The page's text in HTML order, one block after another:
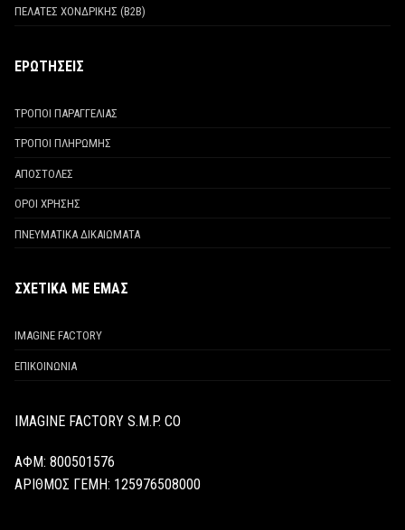
ΠΕΛΑΤΕΣ ΧΟΝΔΡΙΚΗΣ (Β2Β)
ΕΡΩΤΗΣΕΙΣ
ΤΡΟΠΟΙ ΠΑΡΑΓΓΕΛΙΑΣ
ΤΡΟΠΟΙ ΠΛΗΡΩΜΗΣ
ΑΠΟΣΤΟΛΕΣ
ΟΡΟΙ ΧΡΗΣΗΣ
ΠΝΕΥΜΑΤΙΚΑ ΔΙΚΑΙΩΜΑΤΑ
ΣΧΕΤΙΚΑ ΜΕ ΕΜΑΣ
IMAGINE FACTORY
ΕΠΙΚΟΙΝΩΝΙΑ
IMAGINE FACTORY S.M.P. CO
ΑΦΜ: 800501576
ΑΡΙΘΜΟΣ ΓΕΜΗ: 125976508000